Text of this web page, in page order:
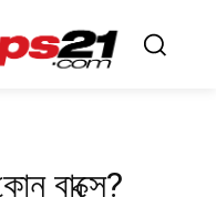
বাক্সে?